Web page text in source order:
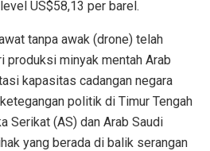
US$58,13 per barel.
tanpa awak (drone) telah
produksi minyak mentah Arab
kapasitas cadangan negara
politik di Timur Tengah
Serikat (AS) dan Arab Saudi
yang berada di balik serangan